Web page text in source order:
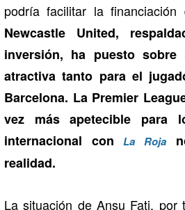
podría facilitar la
Newcastle United,
inversión, ha puesto
atractiva tanto para el
Barcelona. La Premier
vez más apetecible para
internacional conLa Roja
realidad.
La situación de Ansu Fati, por